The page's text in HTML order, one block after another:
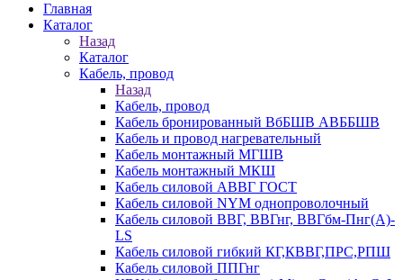
Главная
Каталог
Назад
Каталог
Кабель, провод
Назад
Кабель, провод
Кабель бронированный ВбБШВ АВББШВ
Кабель и провод нагревательный
Кабель монтажный МГШВ
Кабель монтажный МКШ
Кабель силовой АВВГ ГОСТ
Кабель силовой NYM однопроволочный
Кабель силовой ВВГ, ВВГнг, ВВГбм-Пнг(А)-
LS
Кабель силовой гибкий КГ,КВВГ,ПРС,РПШ
Кабель силовой ППГнг